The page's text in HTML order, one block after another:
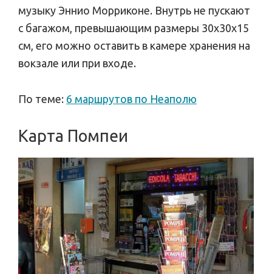
музыку Эннио Морриконе. Внутрь не пускают
с багажом, превышающим размеры 30x30x15
см, его можно оставить в камере хранения на
вокзале или при входе.
По теме: 6 маршрутов по Неаполю
Карта Помпеи